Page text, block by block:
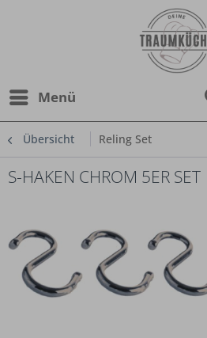
Menü
Übersicht Reling Set
S-HAKEN CHROM 5ER SET